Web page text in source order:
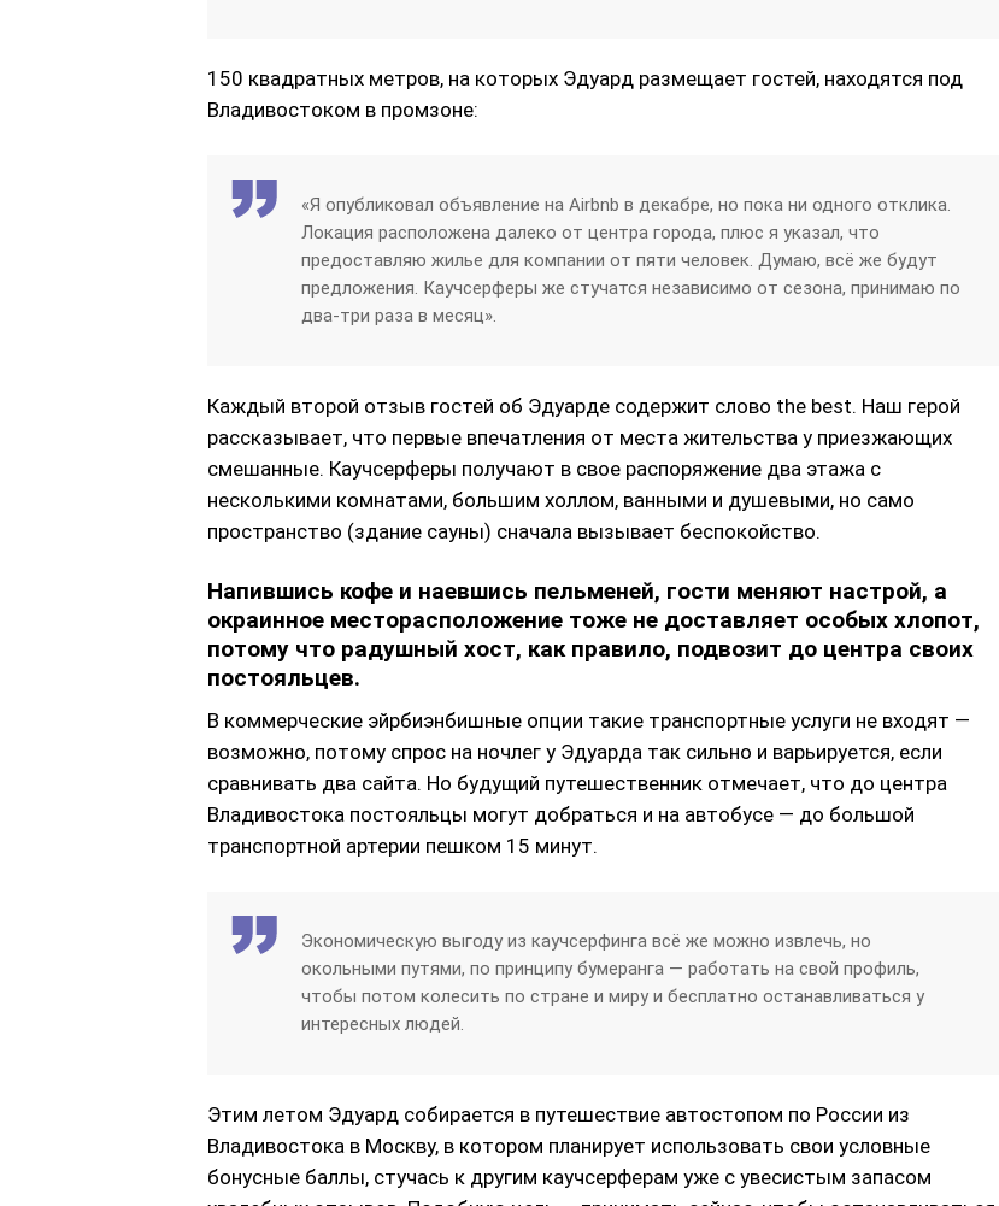
150 квадратных метров, на которых Эдуард размещает гостей, находятся под
Владивостоком в промзоне:
«Я опубликовал объявление на Airbnb в декабре, но пока ни одного отклика.
Локация расположена далеко от центра города, плюс я указал, что
предоставляю жилье для компании от пяти человек. Думаю, всё же будут
предложения. Каучсерферы же стучатся независимо от сезона, принимаю по
два-три раза в месяц».
Каждый второй отзыв гостей об Эдуарде содержит слово the best. Наш герой
рассказывает, что первые впечатления от места жительства у приезжающих
смешанные. Каучсерферы получают в свое распоряжение два этажа с
несколькими комнатами, большим холлом, ванными и душевыми, но само
пространство (здание сауны) сначала вызывает беспокойство.
Напившись кофе и наевшись пельменей, гости меняют настрой, а
окраинное месторасположение тоже не доставляет особых хлопот,
потому что радушный хост, как правило, подвозит до центра своих
постояльцев.
В коммерческие эйрбиэнбишные опции такие транспортные услуги не входят —
возможно, потому спрос на ночлег у Эдуарда так сильно и варьируется, если
сравнивать два сайта. Но будущий путешественник отмечает, что до центра
Владивостока постояльцы могут добраться и на автобусе — до большой
транспортной артерии пешком 15 минут.
Экономическую выгоду из каучсерфинга всё же можно извлечь, но
окольными путями, по принципу бумеранга — работать на свой профиль,
чтобы потом колесить по стране и миру и бесплатно останавливаться у
интересных людей.
Этим летом Эдуард собирается в путешествие автостопом по России из
Владивостока в Москву, в котором планирует использовать свои условные
бонусные баллы, стучась к другим каучсерферам уже с увесистым запасом